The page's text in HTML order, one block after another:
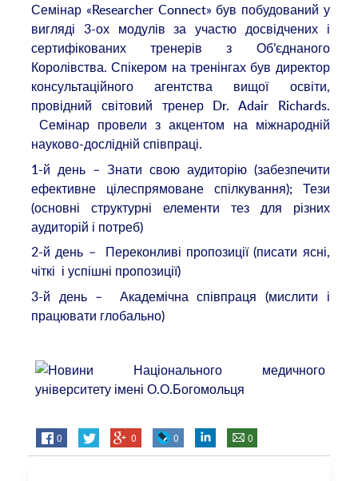
Семінар «Researcher Connect» був побудований у
вигляді 3-ох модулів за участю досвідчених і
сертифікованих тренерів з Об’єднаного
Королівства. Спікером на тренінгах був директор
консультаційного агентства вищої освіти,
провідний світовий тренер Dr. Adair Richards.
Семінар провели з акцентом на міжнародній
науково-дослідній співпраці.
1-й день – Знати свою аудиторію (забезпечити
ефективне цілеспрямоване спілкування); Тези
(основні структурні елементи тез для різних
аудиторій і потреб)
2-й день – Переконливі пропозиції (писати ясні,
чіткі і успішні пропозиції)
3-й день – Академічна співпраця (мислити і
працювати глобально)
0 0 0 0